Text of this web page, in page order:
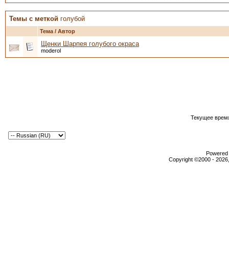
Темы с меткой голубой
Тема / Автор
Щенки Шарпея голубого окраса
moderol
Текущее
Copyright ©2000 -